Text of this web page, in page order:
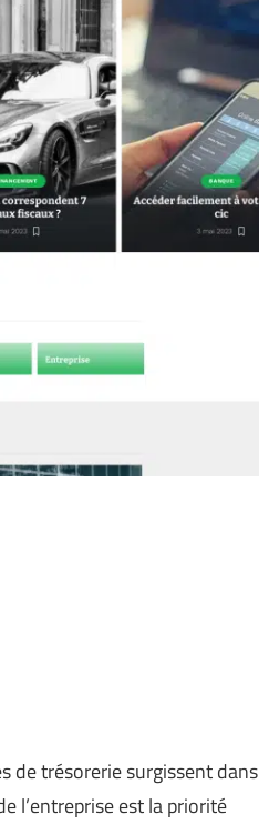
de trésorerie surgissent dans
l’entreprise est la priorité